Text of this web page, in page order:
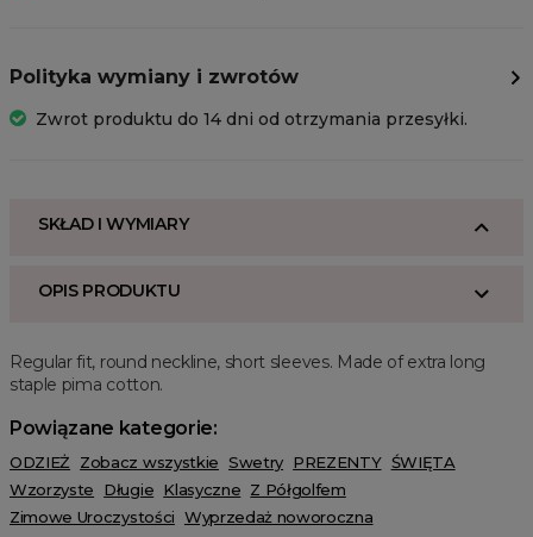
Polityka wymiany i zwrotów
Zwrot produktu do 14 dni od otrzymania przesyłki.
SKŁAD I WYMIARY
OPIS PRODUKTU
Regular fit, round neckline, short sleeves. Made of extra long
staple pima cotton.
Powiązane kategorie:
ODZIEŻ Zobacz wszystkie Swetry PREZENTY ŚWIĘTA
Wzorzyste
Długie Klasyczne Z Półgolfem
Zimowe Uroczystości Wyprzedaż noworoczna